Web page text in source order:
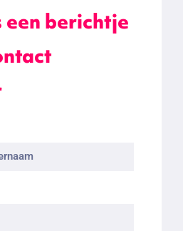
een berichtje